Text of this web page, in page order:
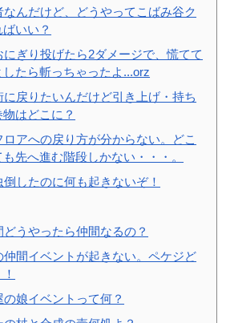
なんだけど、どうやってこばみ谷ク
いい？
にぎり投げたら2ダメージで、慌てて
たら斬っちゃったよ...orz
に戻りたいんだけど引き上げ・持ち
はどこに？
ロアへの戻り方が分からない。どこ
先へ進む階段しかない・・・。
したのに何も起きないぞ！
どうやったら仲間なるの？
仲間イベントが起きない。ペケジど
娘イベントって何？